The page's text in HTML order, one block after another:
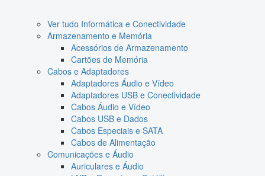
Ver tudo Informática e Conectividade
Armazenamento e Memória
Acessórios de Armazenamento
Cartões de Memória
Cabos e Adaptadores
Adaptadores Áudio e Vídeo
Adaptadores USB e Conectividade
Cabos Áudio e Vídeo
Cabos USB e Dados
Cabos Especiais e SATA
Cabos de Alimentação
Comunicações e Áudio
Auriculares e Áudio